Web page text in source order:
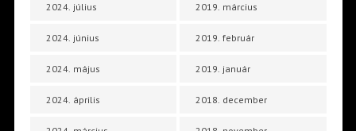
2024. július
2024. június
2024. május
2024. április
2019. március
2019. február
2019. január
2018. december